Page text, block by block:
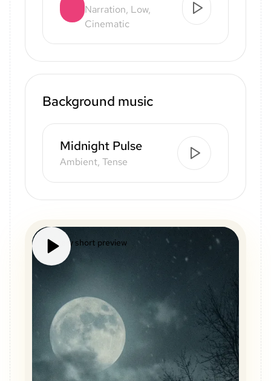
Narration, Low,
Cinematic
Background music
Midnight Pulse
Ambient, Tense
Mystery short preview